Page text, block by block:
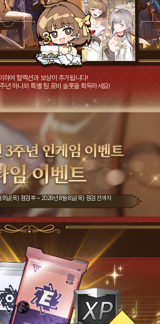
하여 컬렉션과 보상이 추가됩니다!
년 하나와 특별 팀 로비 슬롯을 획득하세요!
9일(목) 점검 후 ~ 2026년 8월 6일(목) 점검 전까지